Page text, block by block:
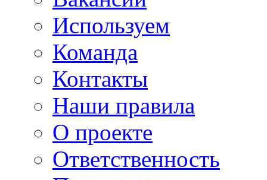
Используем
Команда
Контакты
Наши правила
О проекте
Ответственность